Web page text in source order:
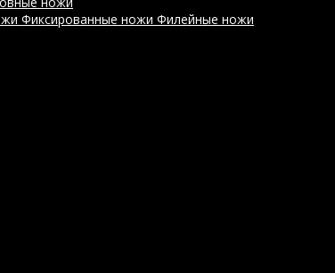
Фиксированные ножи Филейные ножи